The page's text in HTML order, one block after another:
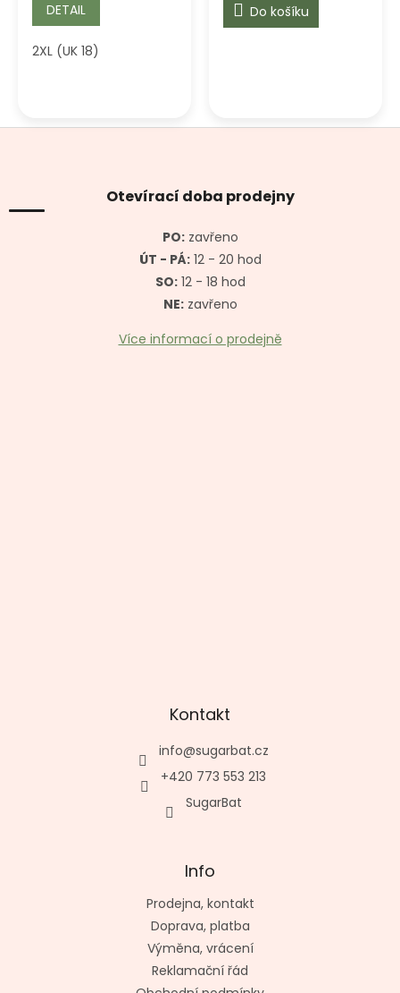
DETAIL
2XL (UK 18)
Do košíku
Z
Otevírací doba prodejny
PO:zavřeno
ÚT - PÁ:12 - 20 hod
SO:12 - 18 hod
NE:zavřeno
Více informací o prodejně
Kontakt
info@sugarbat.cz
+420 773 553 213
SugarBat
Info
Prodejna, kontakt
Doprava, platba
Výměna, vrácení
Reklamační řád